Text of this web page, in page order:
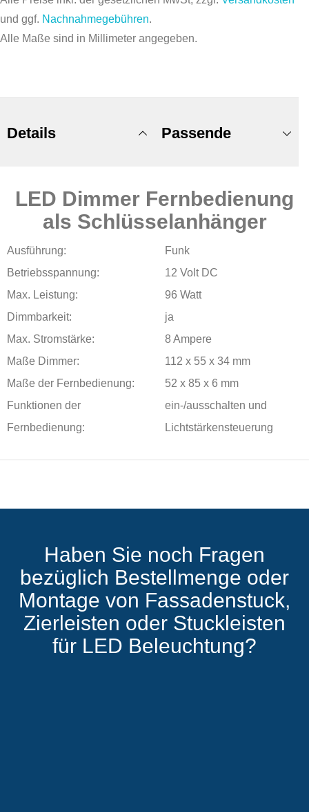
und ggf. Nachnahmegebühren.
Alle Maße sind in Millimeter angegeben.
Details
LED Dimmer Fernbedienung
als Schlüsselanhänger
Ausführung:
Funk
Betriebsspannung:
12 Volt DC
Max. Leistung:
96 Watt
Dimmbarkeit:
ja
Max. Stromstärke:
8 Ampere
Maße Dimmer:
112 x 55 x 34 mm
Maße der Fernbedienung:
52 x 85 x 6 mm
Funktionen der
Fernbedienung:
ein-/ausschalten und
Lichtstärkensteuerung
Passende
Produkte
Haben Sie noch Fragen
bezüglich Bestellmenge oder
Montage von Fassadenstuck,
Zierleisten oder Stuckleisten
für LED Beleuchtung?